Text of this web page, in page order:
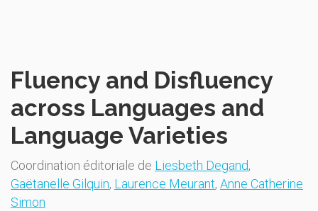
Fluency and Disfluency
across Languages and
Language Varieties
Coordination éditoriale de Liesbeth Degand,
Gaëtanelle Gilquin, Laurence Meurant, Anne Catherine
Simon